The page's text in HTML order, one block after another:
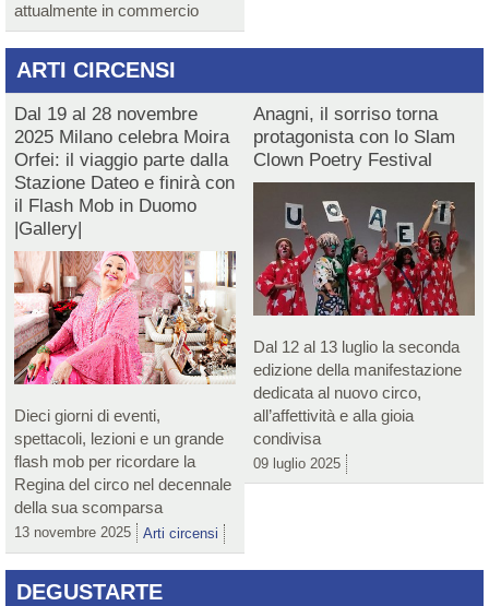
attualmente in commercio
ARTI CIRCENSI
Dal 19 al 28 novembre
2025 Milano celebra Moira
Orfei: il viaggio parte dalla
Stazione Dateo e finirà con
il Flash Mob in Duomo
|Gallery|
Dieci giorni di eventi,
spettacoli, lezioni e un grande
flash mob per ricordare la
Regina del circo nel decennale
della sua scomparsa
13 novembre 2025 Arti circensi
Anagni, il sorriso torna
protagonista con lo Slam
Clown Poetry Festival
Dal 12 al 13 luglio la seconda
edizione della manifestazione
dedicata al nuovo circo,
all’affettività e alla gioia
condivisa
09 luglio 2025
DEGUSTARTE